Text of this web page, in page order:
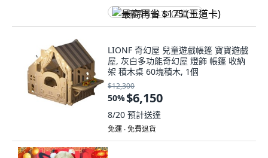
最高再省 $175 (王道卡)
LIONF 奇幻屋 兒童遊戲帳篷 寶寶遊戲
屋, 灰白多功能奇幻屋 燈飾 帳篷 收納
架 積木桌 60塊積木, 1個
$12,300
50%$6,150
8/20 預計送達
免運 ∙ 免費退貨